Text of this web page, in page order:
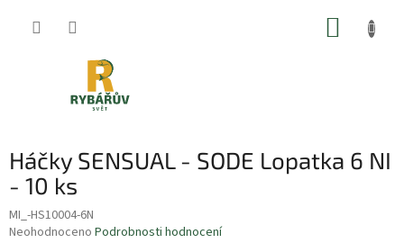
Háčky SENSUAL - SODE Lopatka 6 NI
- 10 ks
MI_-HS10004-6N
Průměrné
Neohodnoceno Podrobnosti hodnocení